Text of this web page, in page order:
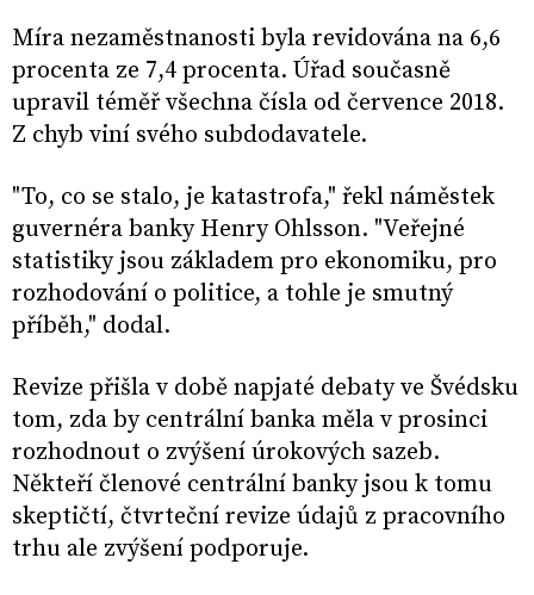
Míra nezaměstnanosti byla revidována na 6,6
procenta ze 7,4 procenta. Úřad současně
upravil téměř všechna čísla od července 2018.
Z chyb viní svého subdodavatele.
"To, co se stalo, je katastrofa," řekl náměstek
guvernéra banky Henry Ohlsson. "Veřejné
statistiky jsou základem pro ekonomiku, pro
rozhodování o politice, a tohle je smutný
příběh," dodal.
Revize přišla v době napjaté debaty ve Švédsku
tom, zda by centrální banka měla v prosinci
rozhodnout o zvýšení úrokových sazeb.
Někteří členové centrální banky jsou k tomu
skeptičtí, čtvrteční revize údajů z pracovního
trhu ale zvýšení podporuje.